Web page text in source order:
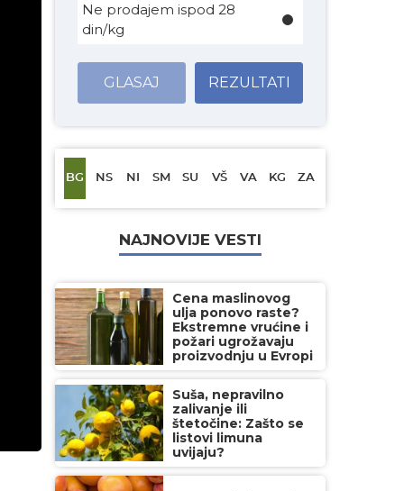
Ne prodajem ispod 28
din/kg
GLASAJ REZULTATI
BG NS NI SM SU VŠ VA KG ZA
NAJNOVIJE VESTI
Cena maslinovog
ulja ponovo raste?
Ekstremne vrućine i
požari ugrožavaju
proizvodnju u Evropi
Suša, nepravilno
zalivanje ili
štetočine: Zašto se
listovi limuna
uvijaju?